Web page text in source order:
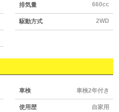
排気量 660cc
駆動方式 2WD
車検 車検2年付き
使用歴 自家用